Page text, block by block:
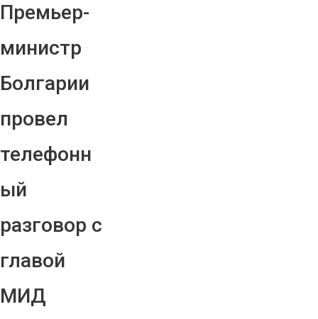
Премьер-
министр
Болгарии
провел
телефонн
ый
разговор с
главой
МИД